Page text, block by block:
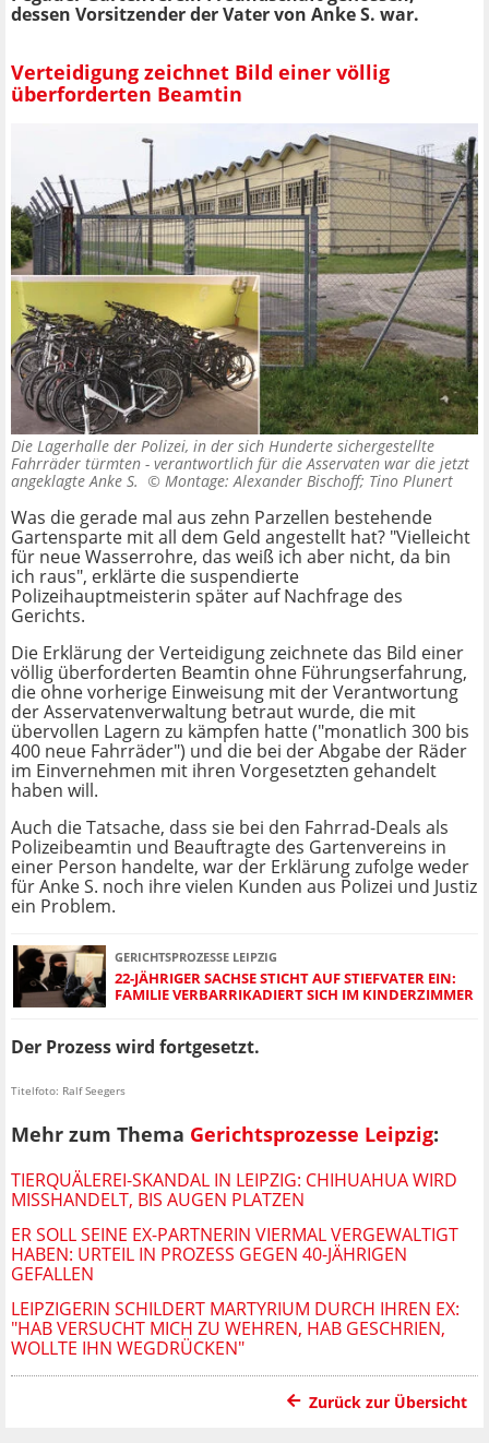
dessen Vorsitzender der Vater von Anke S. war.
Verteidigung zeichnet Bild einer völlig
überforderten Beamtin
Die Lagerhalle der Polizei, in der sich Hunderte sichergestellte
Fahrräder türmten - verantwortlich für die Asservaten war die jetzt
angeklagte Anke S. © Montage: Alexander Bischoff; Tino Plunert
Was die gerade mal aus zehn Parzellen bestehende
Gartensparte mit all dem Geld angestellt hat? "Vielleicht
für neue Wasserrohre, das weiß ich aber nicht, da bin
ich raus", erklärte die suspendierte
Polizeihauptmeisterin später auf Nachfrage des
Gerichts.
Die Erklärung der Verteidigung zeichnete das Bild einer
völlig überforderten Beamtin ohne Führungserfahrung,
die ohne vorherige Einweisung mit der Verantwortung
der Asservatenverwaltung betraut wurde, die mit
übervollen Lagern zu kämpfen hatte ("monatlich 300 bis
400 neue Fahrräder") und die bei der Abgabe der Räder
im Einvernehmen mit ihren Vorgesetzten gehandelt
haben will.
Auch die Tatsache, dass sie bei den Fahrrad-Deals als
Polizeibeamtin und Beauftragte des Gartenvereins in
einer Person handelte, war der Erklärung zufolge weder
für Anke S. noch ihre vielen Kunden aus Polizei und Justiz
ein Problem.
GERICHTSPROZESSE LEIPZIG
22-JÄHRIGER SACHSE STICHT AUF STIEFVATER EIN:
FAMILIE VERBARRIKADIERT SICH IM KINDERZIMMER
Der Prozess wird fortgesetzt.
Titelfoto: Ralf Seegers
Mehr zum Thema Gerichtsprozesse Leipzig:
TIERQUÄLEREI-SKANDAL IN LEIPZIG: CHIHUAHUA WIRD
MISSHANDELT, BIS AUGEN PLATZEN
ER SOLL SEINE EX-PARTNERIN VIERMAL VERGEWALTIGT
HABEN: URTEIL IN PROZESS GEGEN 40-JÄHRIGEN
GEFALLEN
LEIPZIGERIN SCHILDERT MARTYRIUM DURCH IHREN EX:
"HAB VERSUCHT MICH ZU WEHREN, HAB GESCHRIEN,
WOLLTE IHN WEGDRÜCKEN"
Zurück zur Übersicht